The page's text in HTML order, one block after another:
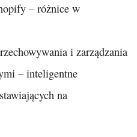
– różnice w
i zarządzania
– inteligentne
na